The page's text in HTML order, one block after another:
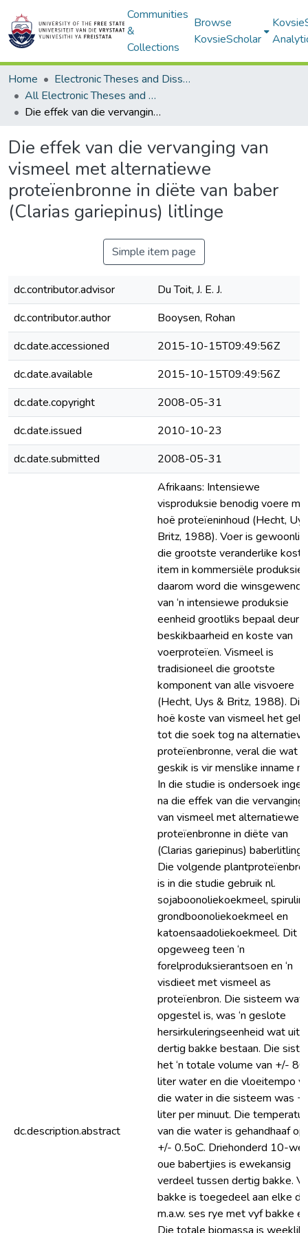
Communities
&
Collections
Browse
KovsieScholar
Home
Electronic Theses and Dissertations
All Electronic Theses and Dissertations
Die effek van die vervanging van vismeel met alternatiewe proteïenbronne in diëte van baber (Clarias gariepinus) litlinge
Die effek van die vervanging van
vismeel met alternatiewe
proteïenbronne in diëte van baber
(Clarias gariepinus) litlinge
Simple item page
dc.contributor.advisor
Du Toit, J. E. J.
dc.contributor.author
Booysen, Rohan
dc.date.accessioned
2015-10-15T09:49:56Z
dc.date.available
2015-10-15T09:49:56Z
dc.date.copyright
2008-05-31
dc.date.issued
2010-10-23
dc.date.submitted
2008-05-31
dc.description.abstract
Afrikaans: Intensiewe
visproduksie benodig voere
hoë proteïeninhoud (Hecht,
Britz, 1988). Voer is gewoonlik
die grootste veranderlike
item in kommersiële produksie
daarom word die
van ‘n intensiewe produksie
eenheid grootliks bepaal deur
beskikbaarheid en koste van
voerproteïen. Vismeel is
tradisioneel die grootste
komponent van alle visvoere
(Hecht, Uys & Britz, 1988). Die
hoë koste van vismeel het
tot die soek tog na
proteïenbronne, veral die wat
geskik is vir menslike inname
In die studie is ondersoek
na die effek van die vervanging
van vismeel met alternatiewe
proteïenbronne in diëte van
(Clarias gariepinus)
Die volgende
is in die studie gebruik nl.
sojaboonoliekoekmeel,
grondboonoliekoekmeel en
katoensaadoliekoekmeel. Dit is
opgeweeg teen ‘n
forelproduksierantsoen en ‘n
visdieet met vismeel as
proteïenbron. Die sisteem wat
opgestel is, was ‘n geslote
hersirkuleringseenheid wat uit
dertig bakke bestaan. Die
het ‘n totale volume van +/-
liter water en die vloeitempo
die water in die sisteem was
liter per minuut. Die
van die water is gehandhaaf
+/- 0.5oC. Driehonderd 10-
oue babertjies is ewekansig
verdeel tussen dertig bakke.
bakke is toegedeel aan elke
m.a.w. ses rye met vyf bakke